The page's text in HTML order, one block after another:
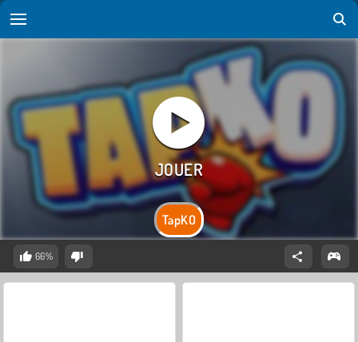
TapKO
66%